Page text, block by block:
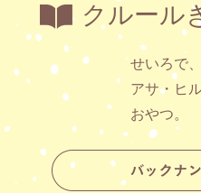
クルール
せいろで、
アサ・ヒ
おやつ。